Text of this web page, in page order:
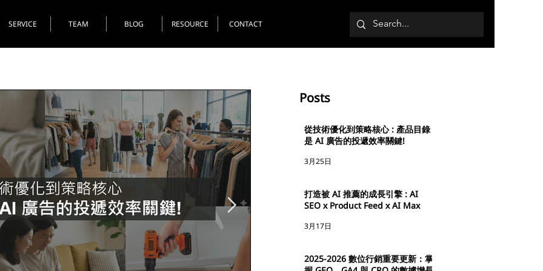
SERVICE TEAM BLOG RESOURCE CONTACT
Posts
從技術優化到策略核心 : 產品目錄
是 AI 廣告的投遞效率關鍵!
3月25日
打造被 AI 推薦的成長引擎 : AI
SEO x Product Feed x AI Max
3月17日
2025-2026 數位行銷重要更新：掌